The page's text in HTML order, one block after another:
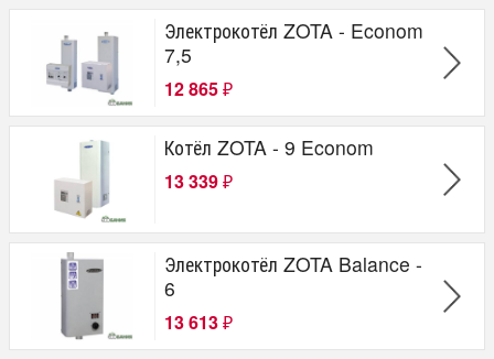
Тип
Газовый
Твердотопливный
Универсальный
Электрический
Пеллетный
Автоматический
Электрокотёл ZOTA - Econom
7,5
12 865 ₽
Котёл ZOTA - 9 Econom
13 339 ₽
Электрокотёл ZOTA Balance -
6
13 613 ₽